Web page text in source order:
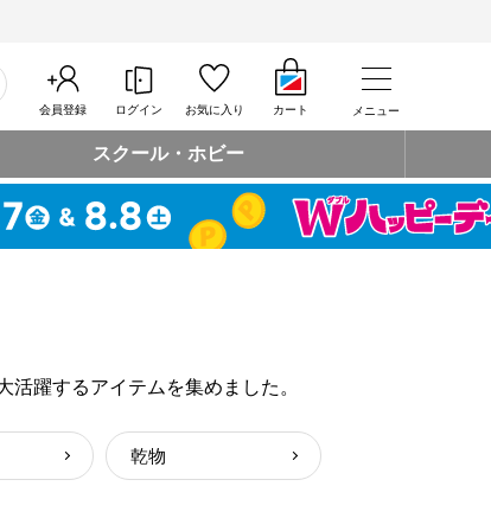
会員登録 ログイン お気に入り カート メニュー
スクール・ホビー
躍するアイテムを集めました。
乾物